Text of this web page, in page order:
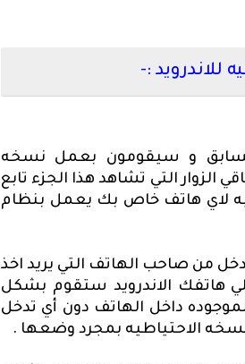
للاندرويد :-
و سيقومون بعمل نسخه
الزوار التي تشاهد هذا الجزء تابع
لاي هاتف خاص بك يعمل بنظام
من صاحب الهاتف التي يريد اخذ
هاتفك الاندرويد ستقوم بشكل
داخل الهاتف دون أي تدخل
الاحتياطيه بمجرد وضعها .